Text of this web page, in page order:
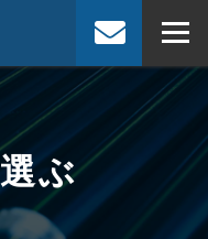
JP EN
ぶ